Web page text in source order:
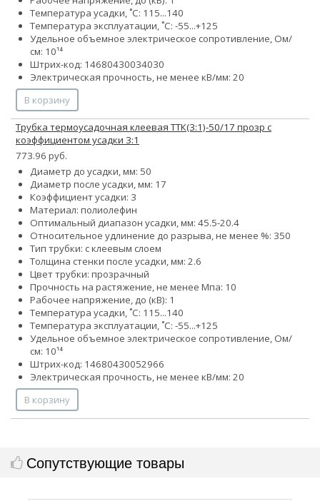
Температура усадки, ˚С: 115...140
Температура эксплуатации, ˚С: -55...+125
Удельное объемное электрическое сопротивление, Ом/
см: 10¹⁴
Штрих-код: 14680430034030
Электрическая прочность, не менее кВ/мм: 20
В корзину
Трубка термоусадочная клеевая ТТК(3:1)-50/17 прозр с
коэффициентом усадки 3:1
773.96 руб.
Диаметр до усадки, мм: 50
Диаметр после усадки, мм: 17
Коэффициент усадки: 3
Материал: полиолефин
Оптимальный диапазон усадки, мм: 45.5-20.4
Относительное удлинение до разрыва, не менее %: 350
Тип трубки: с клеевым слоем
Толщина стенки после усадки, мм: 2.6
Цвет трубки: прозрачный
Прочность на растяжение, не менее Мпа: 10
Рабочее напряжение, до (кВ): 1
Температура усадки, ˚С: 115...140
Температура эксплуатации, ˚С: -55...+125
Удельное объемное электрическое сопротивление, Ом/
см: 10¹⁴
Штрих-код: 14680430052966
Электрическая прочность, не менее кВ/мм: 20
В корзину
Сопутствующие товары